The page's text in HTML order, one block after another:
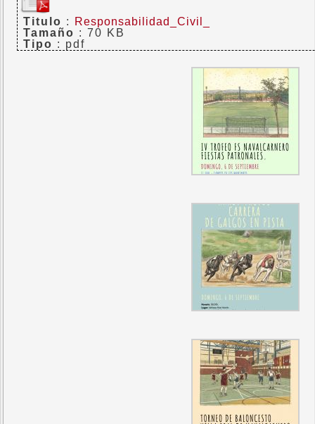
Titulo :
Responsabilidad_Civil_
Tamaño : 70 KB
Tipo : pdf